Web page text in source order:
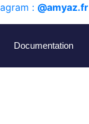
: @amyaz.fr
Documentation